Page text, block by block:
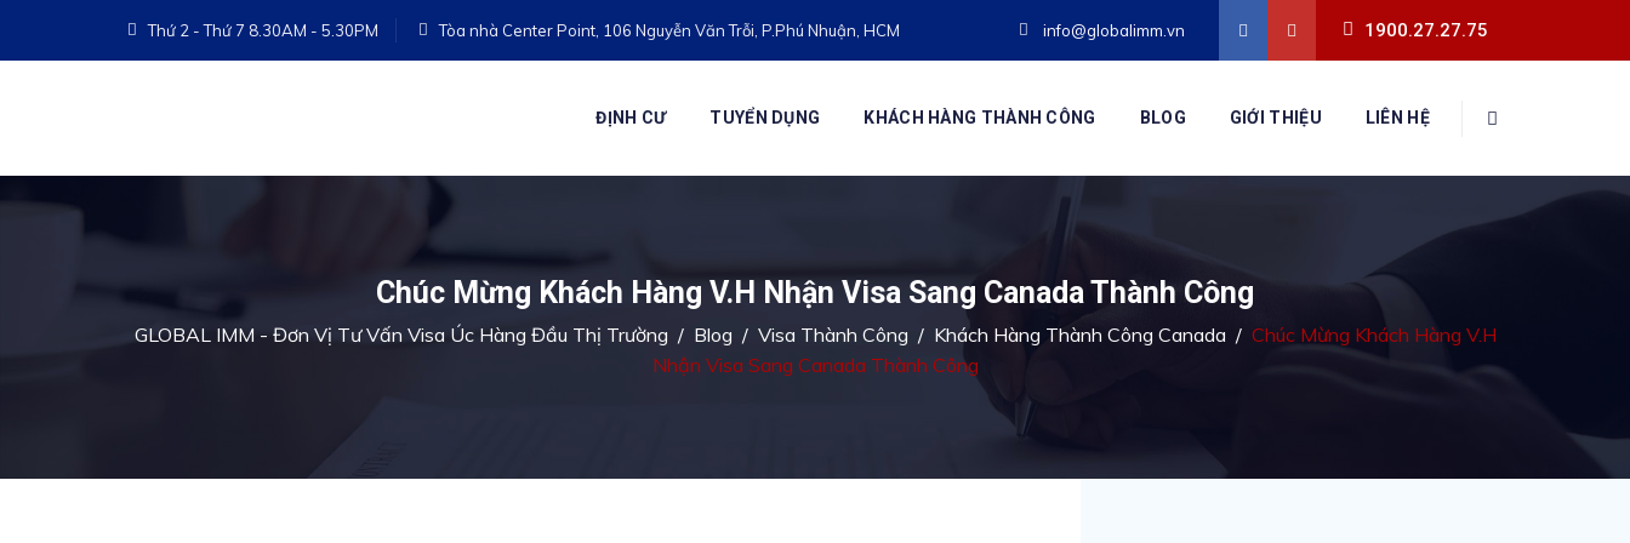
Thứ 2 - Thứ 7 8.30AM - 5.30PM Tòa nhà Center Point, 106 Nguyễn Văn Trỗi, P.Phú Nhuận, HCM info@globalimm.vn 1900.27.27.75
ĐỊNH CƯ TUYỂN DỤNG KHÁCH HÀNG THÀNH CÔNG BLOG GIỚI THIỆU LIÊN HỆ
Chúc Mừng Khách Hàng V.H Nhận Visa Sang Canada Thành Công
GLOBAL IMM - Đơn Vị Tư Vấn Visa Úc Hàng Đầu Thị Trường / Blog / Visa Thành Công / Khách Hàng Thành Công Canada / Chúc Mừng Khách Hàng V.H
Nhận Visa Sang Canada Thành Công